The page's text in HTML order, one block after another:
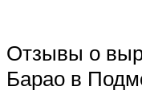
Отзывы о
Барао в